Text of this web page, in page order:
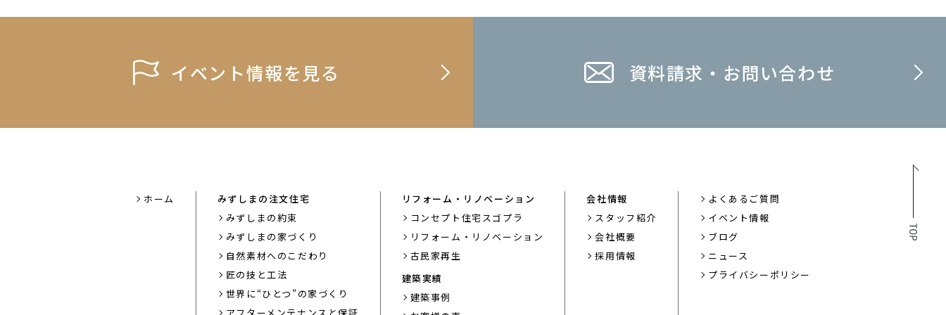
イベント情報を見る 資料請求・お問い合わせ
ホーム
みずしまの注文住宅
みずしまの約束
みずしまの家づくり
自然素材へのこだわり
匠の技と工法
世界に“ひとつ”の家づくり
リフォーム・リノベーション
コンセプト住宅スゴプラ
リフォーム・リノベーション
古民家再生
建築実績
建築事例
会社情報
スタッフ紹介
会社概要
採用情報
よくあるご質問
イベント情報
ブログ
ニュース
プライバシーポリシー